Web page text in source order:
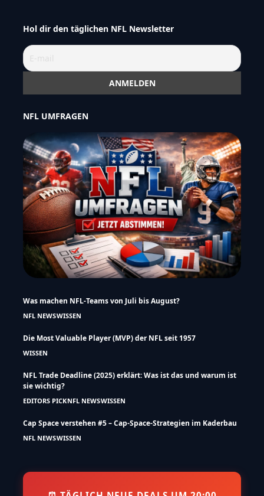
Hol dir den täglichen NFL Newsletter
NFL UMFRAGEN
Was machen NFL-Teams von Juli bis August?
NFL NEWSWISSEN
Die Most Valuable Player (MVP) der NFL seit 1957
WISSEN
NFL Trade Deadline (2025) erklärt: Was ist das und warum ist
sie wichtig?
EDITORS PICKNFL NEWSWISSEN
Cap Space verstehen #5 – Cap-Space-Strategien im Kaderbau
NFL NEWSWISSEN